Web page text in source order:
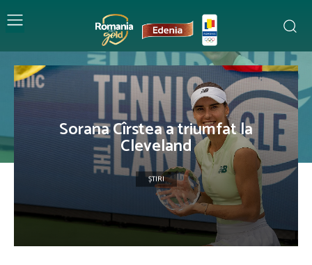
Sorana Cîrstea a triumfat la
Cleveland
ȘTIRI